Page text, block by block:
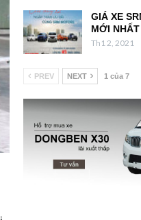
GIÁ XE
MỚI NHẤT
Th1 2, 2021
PREV NEXT 1 của 7